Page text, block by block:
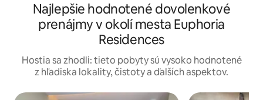
Najlepšie hodnotené dovolenkové
prenájmy v okolí mesta Euphoria
Residences
Hostia sa zhodli: tieto pobyty sú vysoko hodnotené
z hľadiska lokality, čistoty a ďalších aspektov.